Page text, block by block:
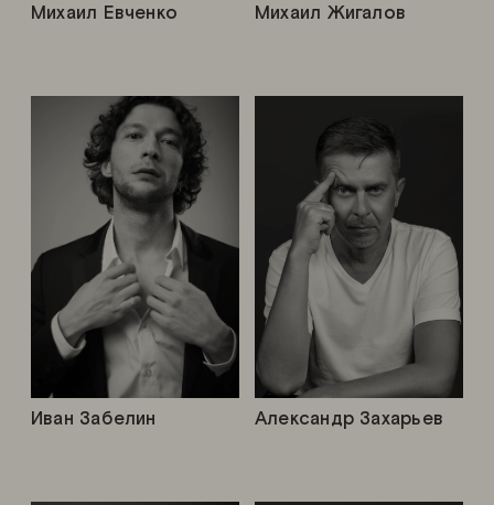
Иван Забелин
Михаил Жигалов
Александр Захарьев
Михаил Евченко